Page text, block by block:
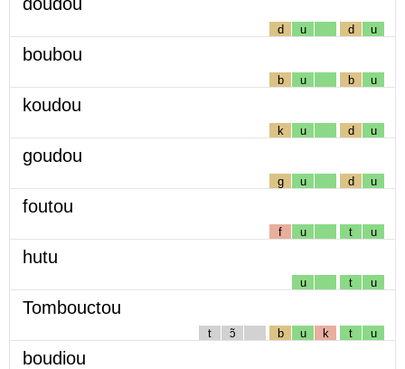
d u d u
boubou
b u b u
koudou
k u d u
goudou
g u d u
foutou
f u t u
hutu
u t u
Tombouctou
t ɔ̃ b u k t u
boudiou